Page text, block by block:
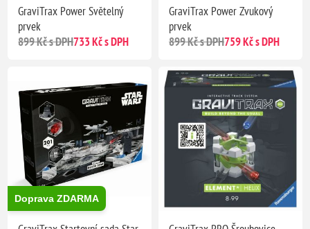
GraviTrax Power Světelný
prvek
899 Kč s DPH733 Kč s DPH
GraviTrax Power Zvukový
prvek
899 Kč s DPH759 Kč s DPH
Doprava ZDARMA